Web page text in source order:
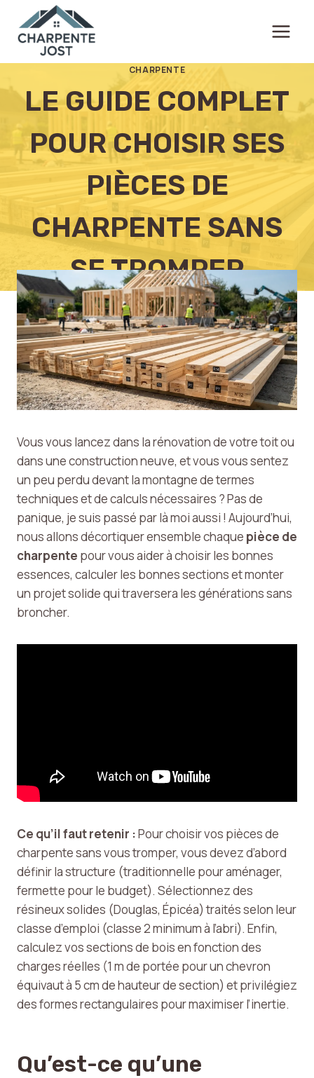
contenu
CHARPENTE
LE GUIDE COMPLET
POUR CHOISIR SES
PIÈCES DE
CHARPENTE SANS
SE TROMPER
Vous vous lancez dans la rénovation de votre toit ou
dans une construction neuve, et vous vous sentez
un peu perdu devant la montagne de termes
techniques et de calculs nécessaires ? Pas de
panique, je suis passé par là moi aussi ! Aujourd’hui,
nous allons décortiquer ensemble chaque pièce de
charpente pour vous aider à choisir les bonnes
essences, calculer les bonnes sections et monter
un projet solide qui traversera les générations sans
broncher.
Ce qu’il faut retenir :Pour choisir vos pièces de
charpente sans vous tromper, vous devez d’abord
définir la structure (traditionnelle pour aménager,
fermette pour le budget). Sélectionnez des
résineux solides (Douglas, Épicéa) traités selon leur
classe d’emploi (classe 2 minimum à l’abri). Enfin,
calculez vos sections de bois en fonction des
charges réelles (1 m de portée pour un chevron
équivaut à 5 cm de hauteur de section) et privilégiez
des formes rectangulaires pour maximiser l’inertie.
Qu’est-ce qu’une